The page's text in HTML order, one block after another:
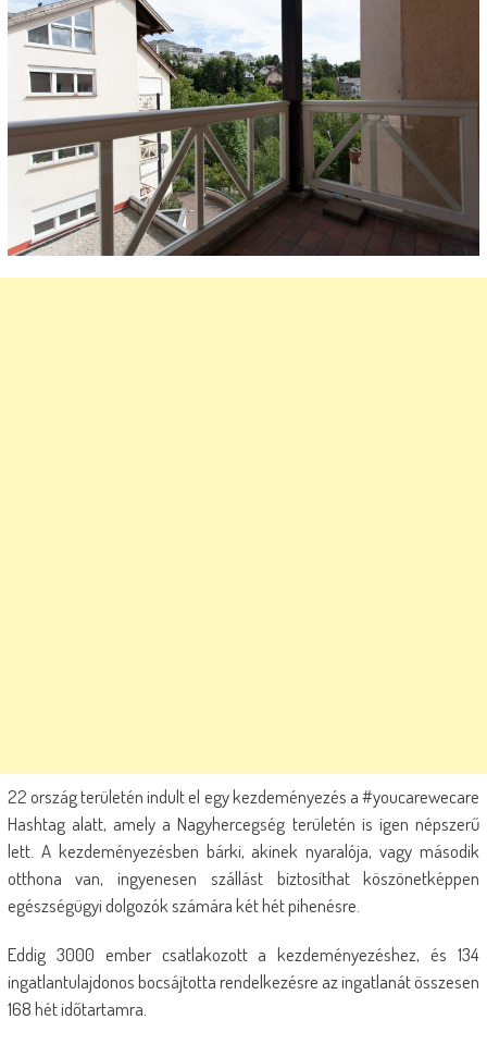
22 ország területén indult el egy kezdeményezés a #youcarewecare
Hashtag alatt, amely a Nagyhercegség területén is igen népszerű
lett. A kezdeményezésben bárki, akinek nyaralója, vagy második
otthona van, ingyenesen szállást biztosíthat köszönetképpen
egészségügyi dolgozók számára két hét pihenésre.
Eddig 3000 ember csatlakozott a kezdeményezéshez, és 134
ingatlantulajdonos bocsájtotta rendelkezésre az ingatlanát összesen
168 hét időtartamra.